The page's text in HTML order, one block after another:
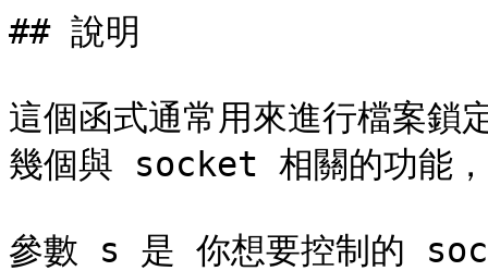
## 說明
這個函式通常用來進行檔案鎖
幾個與 socket 相關的功能，
參數 s 是 你想要控制的